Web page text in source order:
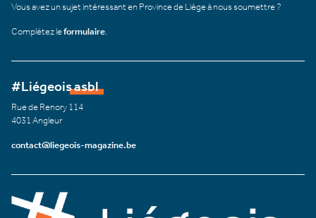
Vous avez un sujet intéressant en Province de Liège à nous soumettre ?
Complétez leformulaire
#Liégeois asbl
Rue de Renory 114
4031 Angleur
contact@liegeois-magazine.be